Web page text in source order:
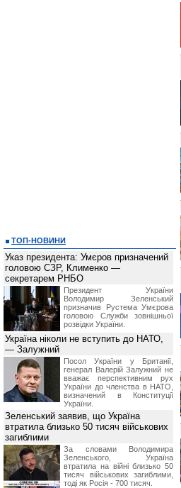
ТОП-НОВИНИ
Указ президента: Умєров призначений
головою СЗР, Клименко —
секретарем РНБО
Президент України
Володимир Зеленський
призначив Pустема Умєрова
головою Служби зовнішньої
розвідки України.
Україна ніколи не вступить до НАТО,
— Залужний
Посол України у Британії,
генерал Валерій Залужний не
вважає перспективним рух
України до членства в НАТО,
визначений в Конституції
України.
Зеленський заявив, що Україна
втратила близько 50 тисяч військових
загиблими
За словами Володимира
Зеленського, Україна
втратила на війні близько 50
тисяч військових загиблими,
тоді як Росія - 700 тисяч.